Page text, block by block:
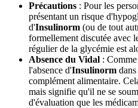
Précautions : Pour les
présentant un risque
d'Insulinorm (ou de tout
formellement discutée avec
régulier de la glycémie est
Absence du Vidal :
l'absence d'Insulinorm
complément alimentaire.
mais signifie qu'il ne se
d'évaluation que les